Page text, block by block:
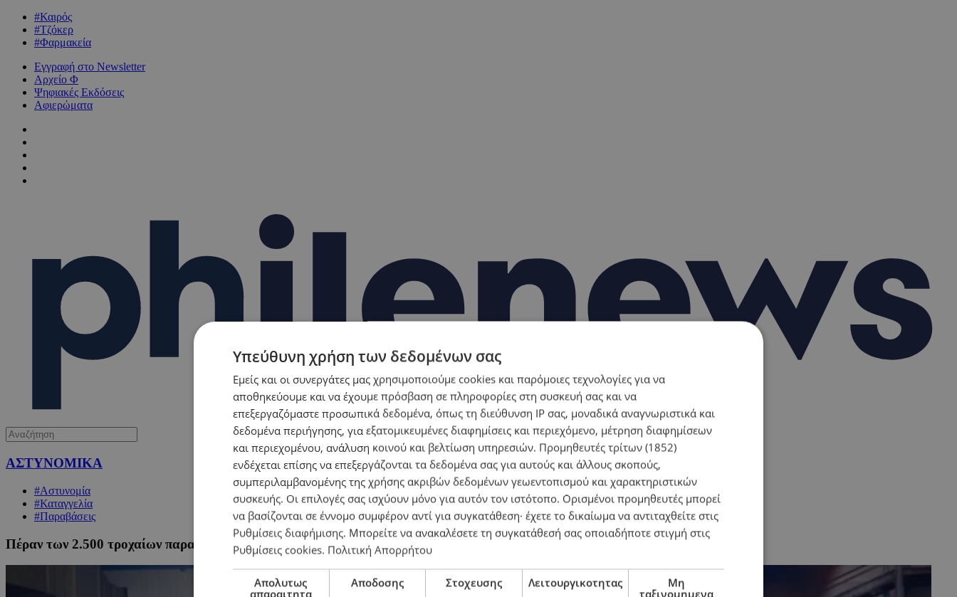
#Καιρός
#Τζόκερ
#Φαρμακεία
Εγγραφή στο Newsletter
Αρχείο Φ
Ψηφιακές Εκδόσεις
Αφιερώματα
ΑΣΤΥΝΟΜΙΚΑ
#Αστυνομία
#Καταγγελία
#Παραβάσεις
Πέραν των 2.500 τροχαίων παραβάσεων σε μια βδομάδα – Πάνω από 800 για ταχύτητα (πίνακας)
Υπεύθυνη χρήση των δεδομένων σας
Εμείς και οι συνεργάτες μας χρησιμοποιούμε cookies και παρόμοιες τεχνολογίες για να
αποθηκεύουμε και να έχουμε πρόσβαση σε πληροφορίες στη συσκευή σας και να
επεξεργαζόμαστε προσωπικά δεδομένα, όπως τη διεύθυνση IP σας, μοναδικά αναγνωριστικά και
δεδομένα περιήγησης, για εξατομικευμένες διαφημίσεις και περιεχόμενο, μέτρηση διαφημίσεων
και περιεχομένου, ανάλυση κοινού και βελτίωση υπηρεσιών. Προμηθευτές τρίτων (1852)
ενδέχεται επίσης να επεξεργάζονται τα δεδομένα σας για αυτούς και άλλους σκοπούς,
συμπεριλαμβανομένης της χρήσης ακριβών δεδομένων γεωεντοπισμού και χαρακτηριστικών
συσκευής. Οι επιλογές σας ισχύουν μόνο για αυτόν τον ιστότοπο. Ορισμένοι προμηθευτές μπορεί
να βασίζονται σε έννομο συμφέρον αντί για συγκατάθεση· έχετε το δικαίωμα να αντιταχθείτε στις
Ρυθμίσεις διαφήμισης. Μπορείτε να ανακαλέσετε τη συγκατάθεσή σας οποιαδήποτε στιγμή στις
Ρυθμίσεις cookies. Πολιτική Απορρήτου
Απολυτως
απαραιτητα
Αποδοσης Στοχευσης Λειτουργικοτητας
Μη
ταξινομημενα